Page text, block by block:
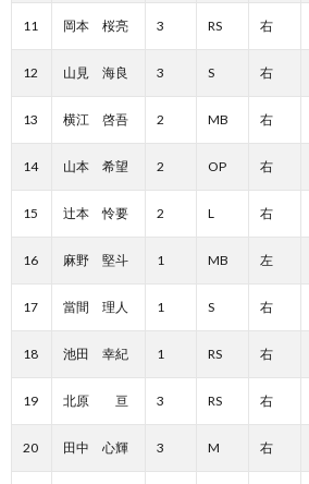
11 岡本 桜亮 3 RS 右
12 山見 海良 3 S 右
13 横江 啓吾 2 MB 右
14 山本 希望 2 OP 右
15 辻本 怜要 2 L 右
16 麻野 堅斗 1 MB 左
17 當間 理人 1 S 右
18 池田 幸紀 1 RS 右
19 北原 亘 3 RS 右
20 田中 心輝 3 M 右